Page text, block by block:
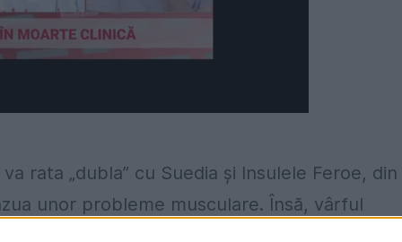
rata „dubla” cu Suedia și Insulele Feroe, din
unor probleme musculare. Însă, vârful